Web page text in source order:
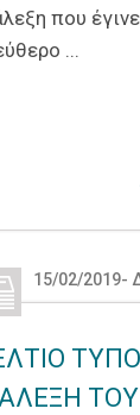
που
...
15/02/2019-